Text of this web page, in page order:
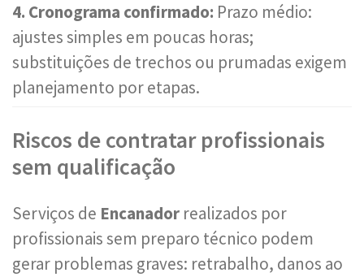
4. Cronograma confirmado: Prazo médio:
ajustes simples em poucas horas;
substituições de trechos ou prumadas exigem
planejamento por etapas.
Riscos de contratar profissionais
sem qualificação
Serviços de Encanador realizados por
profissionais sem preparo técnico podem
gerar problemas graves: retrabalho, danos ao